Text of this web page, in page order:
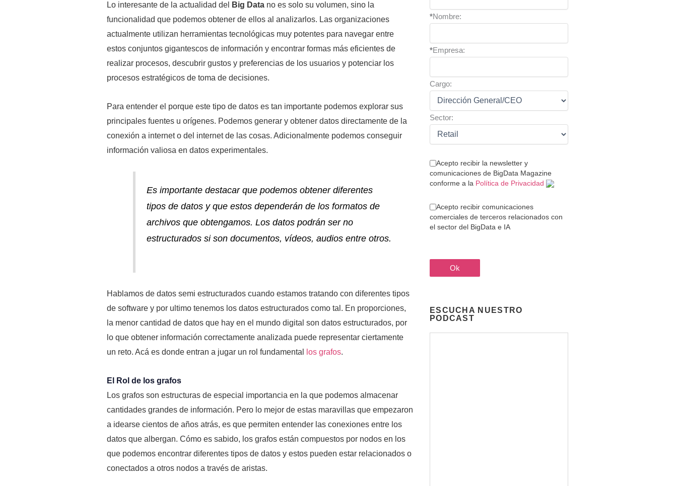
Lo interesante de la actualidad del Big Datano es solo su volumen, sino la
funcionalidad que podemos obtener de ellos al analizarlos. Las organizaciones
actualmente utilizan herramientas tecnológicas muy potentes para navegar entre
estos conjuntos gigantescos de información y encontrar formas más eficientes de
realizar procesos, descubrir gustos y preferencias de los usuarios y potenciar los
procesos estratégicos de toma de decisiones.
Para entender el porque este tipo de datos es tan importante podemos explorar sus
principales fuentes u orígenes. Podemos generar y obtener datos directamente de la
conexión a internet o del internet de las cosas. Adicionalmente podemos conseguir
información valiosa en datos experimentales.
Es importante destacar que podemos obtener diferentes
tipos de datos y que estos dependerán de los formatos de
archivos que obtengamos. Los datos podrán ser no
estructurados si son documentos, vídeos, audios entre otros.
Hablamos de datos semi estructurados cuando estamos tratando con diferentes tipos
de software y por ultimo tenemos los datos estructurados como tal. En proporciones,
la menor cantidad de datos que hay en el mundo digital son datos estructurados, por
lo que obtener información correctamente analizada puede representar ciertamente
un reto. Acá es donde entran a jugar un rol fundamental
los grafos.
El Rol de los grafos
Los grafos son estructuras de especial importancia en la que podemos almacenar
cantidades grandes de información. Pero lo mejor de estas maravillas que empezaron
a idearse cientos de años atrás, es que permiten entender las conexiones entre los
datos que albergan. Cómo es sabido, los grafos están compuestos por nodos en los
que podemos encontrar diferentes tipos de datos y estos pueden estar relacionados o
conectados a otros nodos a través de aristas.
*Nombre:
*Empresa:
Cargo:
Sector:
Acepto recibir la newsletter y
comunicaciones de BigData Magazine
conforme a la Política de Privacidad
Acepto recibir comunicaciones
comerciales de terceros relacionados con
el sector del BigData e IA
ESCUCHA NUESTRO
PODCAST